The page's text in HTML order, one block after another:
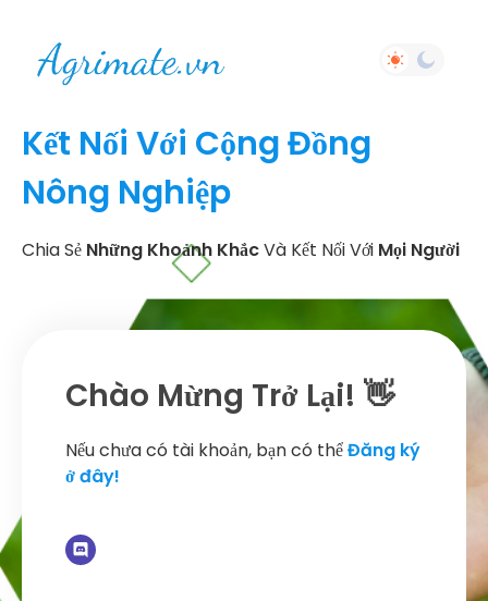
Kết Nối Với Cộng Đồng
Nông Nghiệp
Chia Sẻ Những Khoảnh KhắcVà Kết Nối Với Mọi Người
Chào Mừng Trở Lại! 👋
Nếu chưa có tài khoản, bạn có thểĐăng ký
ở đây!